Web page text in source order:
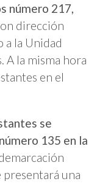
número 217,
dirección
a la Unidad
A la misma hora
en el
se
135 en la
una